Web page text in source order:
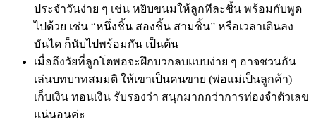
ประจำวันง่าย ๆ เช่น หยิบขนมให้ลูกทีละชิ้น พร้อมกับพูด
ไปด้วย เช่น “หนึ่งชิ้น สองชิ้น สามชิ้น” หรือเวลาเดินลง
บันได ก็นับไปพร้อมกัน เป็นต้น
เมื่อถึงวัยที่ลูกโตพอจะฝึกบวกลบแบบง่าย ๆ อาจชวนกัน
เล่นบทบาทสมมติ ให้เขาเป็นคนขาย (พ่อแม่เป็นลูกค้า)
เก็บเงิน ทอนเงิน รับรองว่า สนุกมากกว่าการท่องจำตัวเลข
แน่นอนค่ะ